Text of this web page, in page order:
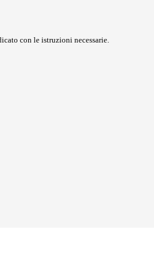
con le istruzioni necessarie.